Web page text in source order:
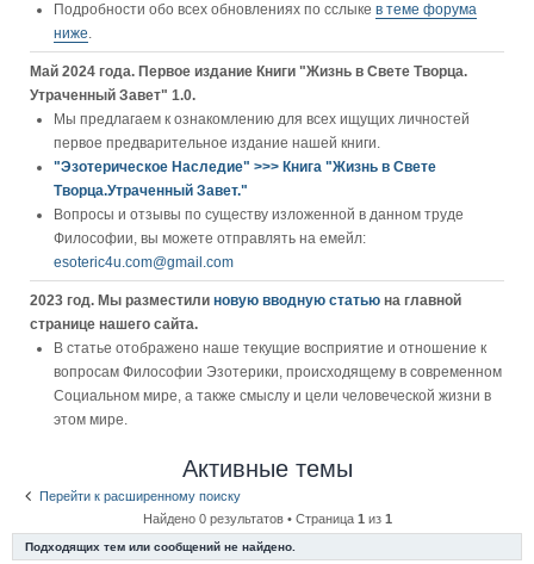
Подробности обо всех обновлениях по сслыке в теме форума
ниже.
Май 2024 года. Первое издание Книги "Жизнь в Свете Творца.
Утраченный Завет" 1.0.
Мы предлагаем к ознакомлению для всех ищущих личностей
первое предварительное издание нашей книги.
"Эзотерическое Наследие" >>> Книга "Жизнь в Свете
Творца.Утраченный Завет."
Вопросы и отзывы по существу изложенной в данном труде
Философии, вы можете отправлять на емейл:
esoteric4u.com@gmail.com
2023 год. Мы разместили новую вводную статью на главной
странице нашего сайта.
В статье отображено наше текущие восприятие и отношение к
вопросам Философии Эзотерики, происходящему в современном
Социальном мире, а также смыслу и цели человеческой жизни в
этом мире.
Активные темы
Перейти к расширенному поиску
Найдено 0 результатов • Страница 1 из 1
Подходящих тем или сообщений не найдено.